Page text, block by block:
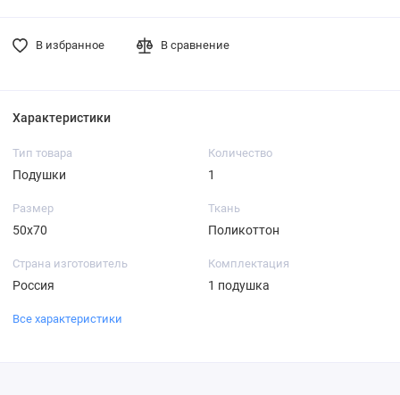
В избранное В сравнение
Характеристики
Тип товара
Подушки
Количество
1
Размер
50х70
Ткань
Поликоттон
Страна изготовитель
Россия
Комплектация
1 подушка
Все характеристики